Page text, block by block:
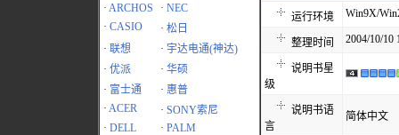
· ARCHOS · NEC
· CASIO · 松日
· 联想 · 宇达电通(神达)
· 优派 · 华硕
· 富士通 · 惠普
· ACER · SONY索尼
· DELL · PALM
运行环境 Win9X/
整理时间 2004/10/10
说明书星
级
说明书语
言
简体中文